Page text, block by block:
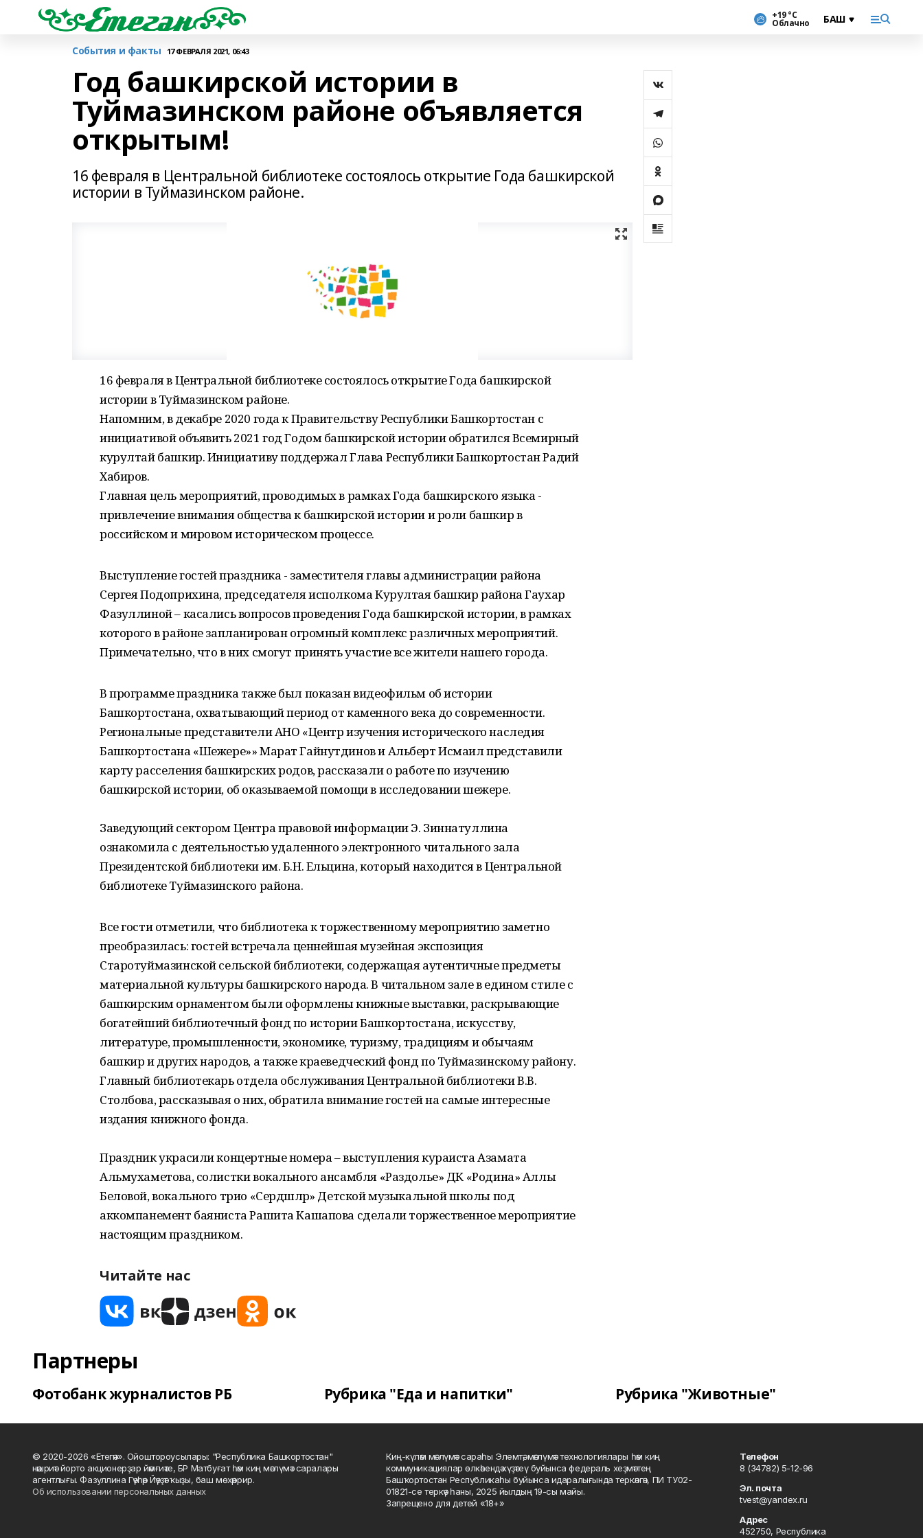
+19 °С
Облачно
События и факты 17 ФЕВРАЛЯ 2021, 06:43
Год башкирской истории в
Туймазинском районе объявляется
открытым!
16 февраля в Центральной библиотеке состоялось открытие Года башкирской
истории в Туймазинском районе.
16 февраля в Центральной библиотеке состоялось открытие Года башкирской
истории в Туймазинском районе.
Напомним, в декабре 2020 года к Правительству Республики Башкортостан с
инициативой объявить 2021 год Годом башкирской истории обратился Всемирный
курултай башкир. Инициативу поддержал Глава Республики Башкортостан Радий
Хабиров.
Главная цель мероприятий, проводимых в рамках Года башкирского языка -
привлечение внимания общества к башкирской истории и роли башкир в
российском и мировом историческом процессе.
Выступление гостей праздника - заместителя главы администрации района
Сергея Подоприхина, председателя исполкома Курултая башкир района Гаухар
Фазуллиной – касались вопросов проведения Года башкирской истории, в рамках
которого в районе запланирован огромный комплекс различных мероприятий.
Примечательно, что в них смогут принять участие все жители нашего города.
В программе праздника также был показан видеофильм об истории
Башкортостана, охватывающий период от каменного века до современности.
Региональные представители АНО «Центр изучения исторического наследия
Башкортостана «Шежере»» Марат Гайнутдинов и Альберт Исмаил представили
карту расселения башкирских родов, рассказали о работе по изучению
башкирской истории, об оказываемой помощи в исследовании шежере.
Заведующий сектором Центра правовой информации Э. Зиннатуллина
ознакомила с деятельностью удаленного электронного читального зала
Президентской библиотеки им. Б.Н. Ельцина, который находится в Центральной
библиотеке Туймазинского района.
Все гости отметили, что библиотека к торжественному мероприятию заметно
преобразилась: гостей встречала ценнейшая музейная экспозиция
Старотуймазинской сельской библиотеки, содержащая аутентичные предметы
материальной культуры башкирского народа. В читальном зале в едином стиле с
башкирским орнаментом были оформлены книжные выставки, раскрывающие
богатейший библиотечный фонд по истории Башкортостана, искусству,
литературе, промышленности, экономике, туризму, традициям и обычаям
башкир и других народов, а также краеведческий фонд по Туймазинскому району.
Главный библиотекарь отдела обслуживания Центральной библиотеки В.В.
Столбова, рассказывая о них, обратила внимание гостей на самые интересные
издания книжного фонда.
Праздник украсили концертные номера – выступления кураиста Азамата
Альмухаметова, солистки вокального ансамбля «Раздолье» ДК «Родина» Аллы
Беловой, вокального трио «Сердәшләр» Детской музыкальной школы под
аккомпанемент баяниста Рашита Кашапова сделали торжественное мероприятие
настоящим праздником.
Читайте нас
Партнеры
Фотобанк журналистов РБ Рубрика "Еда и напитки" Рубрика "Животные"
© 2020-2026 «Етегән». Ойоштороусылары: "Республика Башкортостан"
нәшриәт йорто акционерҙар йәмғиәте, БР Матбуғат һәм киң мәғлүмәт саралары
агентлығы. Фазуллина Гәүһәр Йәүҙәт ҡыҙы, баш мөхәррир.
Об использовании персональных данных
Киң-күләм мәғлүмәт сараһы Элемтә, мәғлүмәт технологиялары һәм киң
коммуникациялар өлкәһендә күҙәтеү буйынса федераль хеҙмәттең
Башҡортостан Республикаһы буйынса идаралығында теркәлгән, ПИ ТУ02-
01821-се теркәү һаны, 2025 йылдың 19-сы майы.
Запрещено для детей «18+»
Телефон
8 (34782) 5-12-96
Эл. почта
tvest@yandex.ru
Адрес
452750, Республика